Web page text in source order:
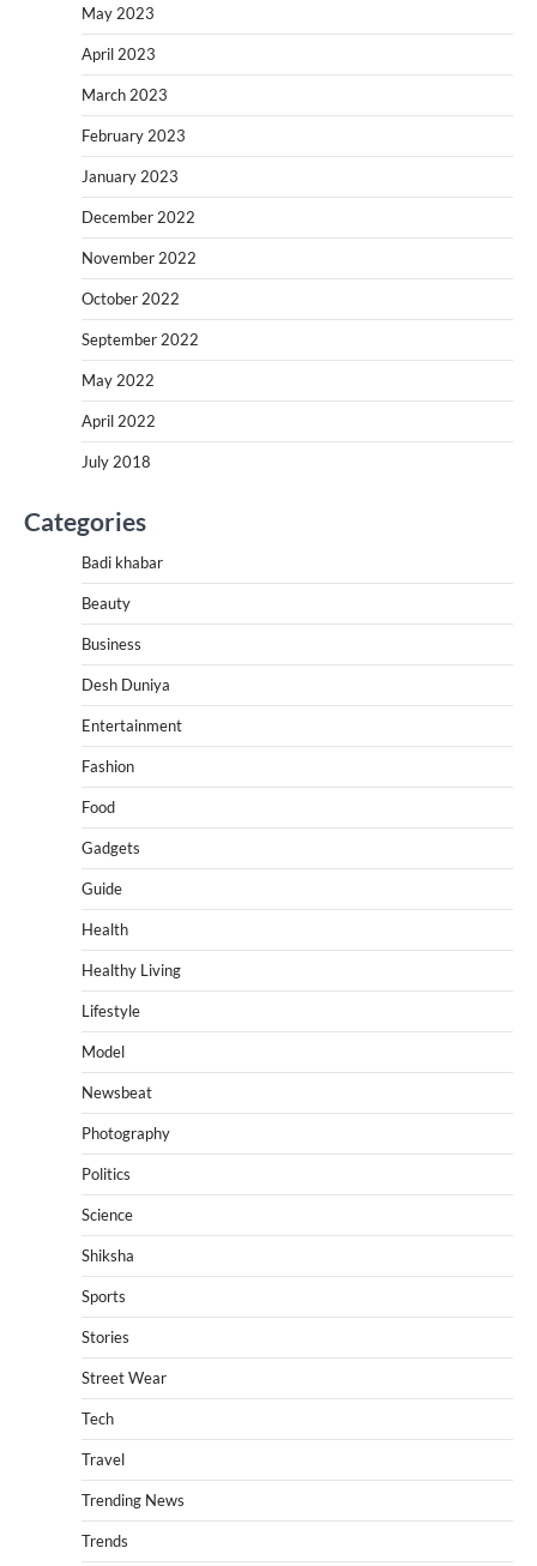
May 2023
April 2023
March 2023
February 2023
January 2023
December 2022
November 2022
October 2022
September 2022
May 2022
April 2022
July 2018
Categories
Badi khabar
Beauty
Business
Desh Duniya
Entertainment
Fashion
Food
Gadgets
Guide
Health
Healthy Living
Lifestyle
Model
Newsbeat
Photography
Politics
Science
Shiksha
Sports
Stories
Street Wear
Tech
Travel
Trending News
Trends